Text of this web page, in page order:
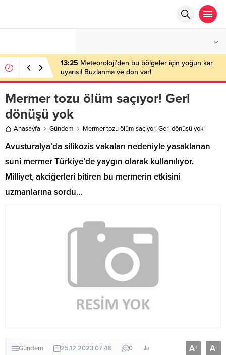
13:25 Meteoroloji’den bu bölgeler için yoğun kar
uyarısı! Buzlanma ve don var!
Mermer tozu ölüm saçıyor! Geri
dönüşü yok
Anasayfa Gündem Mermer tozu ölüm saçıyor! Geri dönüşü yok
Avusturalya’da silikozis vakaları nedeniyle yasaklanan
suni mermer Türkiye’de yaygın olarak kullanılıyor.
Milliyet, akciğerleri bitiren bu mermerin etkisini
uzmanlarına sordu…
Gündem 25.12.2023 07:48 0 A+ A-